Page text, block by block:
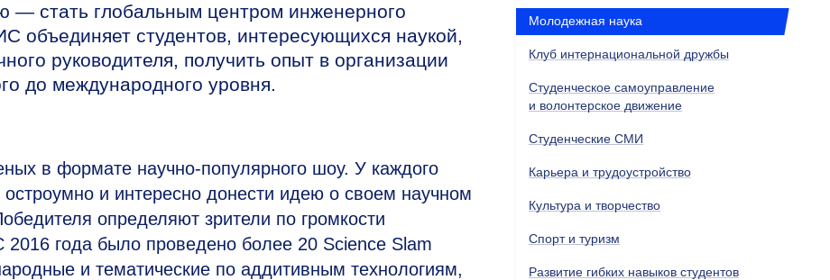
— стать глобальным центром инженерного
студентов, интересующихся наукой,
руководителя, получить опыт в организации
до международного уровня.
в формате научно-популярного шоу. У каждого
остроумно и интересно донести идею о своем научном
определяют зрители по громкости
года было проведено более 20 Science Slam
и тематические по аддитивным технологиям,
Молодежная наука
Клуб интернациональной дружбы
Студенческое самоуправление
и волонтерское движение
Студенческие СМИ
Карьера и трудоустройство
Культура и творчество
Спорт и туризм
Развитие гибких навыков студентов